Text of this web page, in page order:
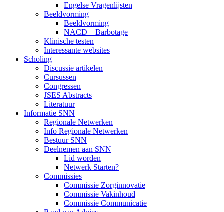
Engelse Vragenlijsten
Beeldvorming
Beeldvorming
NACD – Barbotage
Klinische testen
Interessante websites
Scholing
Discussie artikelen
Cursussen
Congressen
JSES Abstracts
Literatuur
Informatie SNN
Regionale Netwerken
Info Regionale Netwerken
Bestuur SNN
Deelnemen aan SNN
Lid worden
Netwerk Starten?
Commissies
Commissie Zorginnovatie
Commissie Vakinhoud
Commissie Communicatie